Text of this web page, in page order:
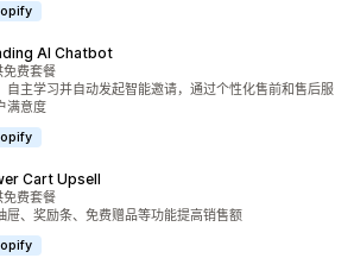
AI Chatbot
免费套餐
自主学习并自动发起智能邀请，通过个性化售前和售后服
满意度
Cart Upsell
）
免费套餐
屉、奖励条、免费赠品等功能提高销售额